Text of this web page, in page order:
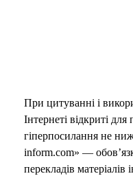
При цитуванні і
Інтернеті відкриті
гіперпосилання не
inform.com» —
перекладів